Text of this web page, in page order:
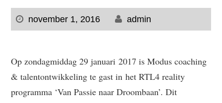
november 1, 2016 admin
Op zondagmiddag 29 januari 2017 is Modus coaching
& talentontwikkeling te gast in het RTL4 reality
programma ‘Van Passie naar Droombaan’. Dit